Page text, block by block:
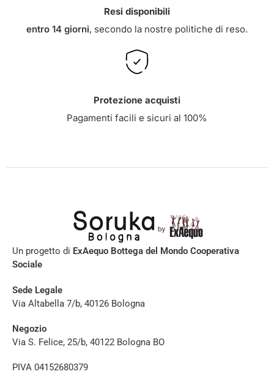
Resi disponibili
entro 14 giorni, secondo la nostre politiche di reso.
Protezione acquisti
Pagamenti facili e sicuri al 100%
Un progetto di ExAequo Bottega del Mondo Cooperativa
Sociale
Sede Legale
Via Altabella 7/b, 40126 Bologna
Negozio
Via S. Felice, 25/b, 40122 Bologna BO
PIVA 04152680379